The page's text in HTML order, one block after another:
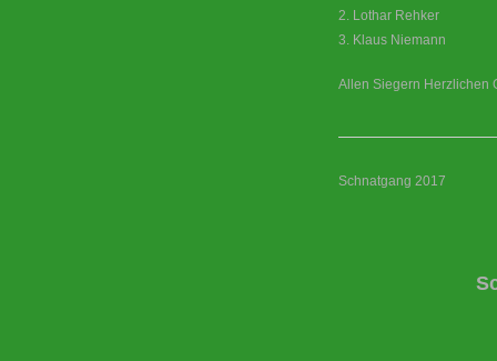
2. Lothar Rehker
3. Klaus Niemann
Allen Siegern Herzlichen
Schnatgang 2017